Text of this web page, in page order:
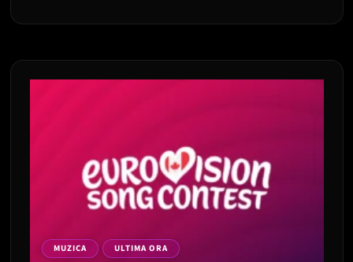
MUZICA ULTIMA ORA